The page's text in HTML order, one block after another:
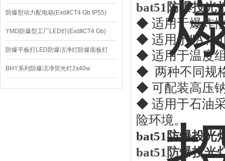
防爆型动力配电箱(ExdⅡCT4 Gb IP55)
YMD防爆型工厂LED灯(ExdⅡCT4 Gb)
220V/150W
防爆平板灯LED防爆洁净灯防爆面板灯
BHY系列防爆洁净荧光灯2x40w
bat51 防爆投光
◆ 适用于爆炸
◆ 适用于ⅡA、
◆ 适用于温度
◆ 两种不同规
◆ 可配装高压
◆ 适用于石油
险环境。
bat51防爆投光
bat51 防爆投光